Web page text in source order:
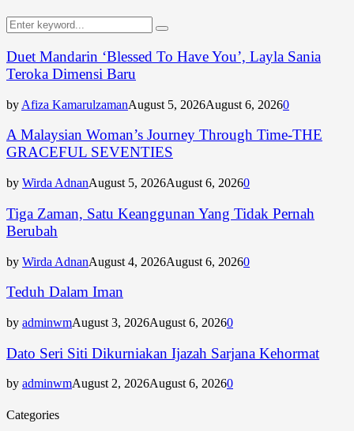
Search
for:
Search
Duet Mandarin ‘Blessed To Have You’, Layla Sania
Teroka Dimensi Baru
by Afiza KamarulzamanAugust 5, 2026August 6, 20260
A Malaysian Woman’s Journey Through Time-THE
GRACEFUL SEVENTIES
by Wirda AdnanAugust 5, 2026August 6, 20260
Tiga Zaman, Satu Keanggunan Yang Tidak Pernah
Berubah
by Wirda AdnanAugust 4, 2026August 6, 20260
Teduh Dalam Iman
by adminwmAugust 3, 2026August 6, 20260
Dato Seri Siti Dikurniakan Ijazah Sarjana Kehormat
by adminwmAugust 2, 2026August 6, 20260
Categories